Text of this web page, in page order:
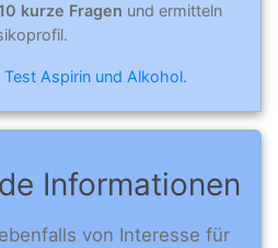
kurze Fragen und ermitteln
Test Aspirin und Alkohol.
Informationen
von Interesse für